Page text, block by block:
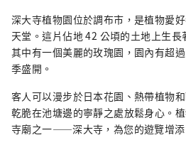
深大寺植物園位於調布市，是植物愛
天堂。這片佔地 42 公頃的土地上生長
其中有一個美麗的玫瑰園，園內有超
季盛開。
客人可以漫步於日本花園、熱帶植物
乾脆在池塘邊的寧靜之處放鬆身心。
寺廟之一——深大寺，為您的遊覽增添